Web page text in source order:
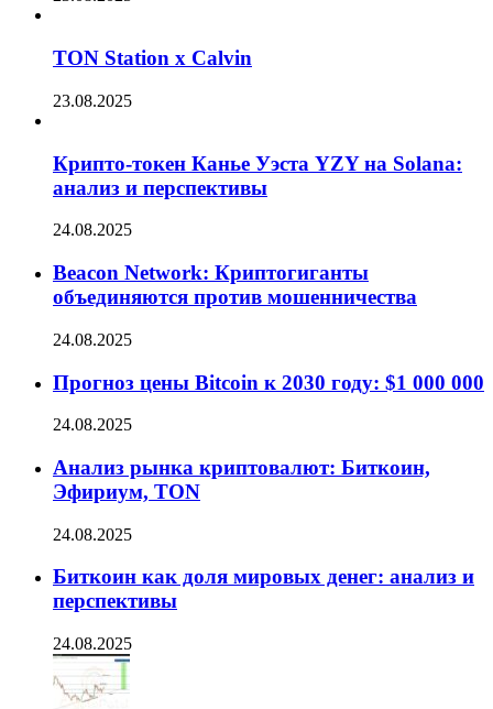
TON Station x Calvin
23.08.2025
Крипто-токен Канье Уэста YZY на Solana:
анализ и перспективы
24.08.2025
Beacon Network: Криптогиганты
объединяются против мошенничества
24.08.2025
Прогноз цены Bitcoin к 2030 году: $1 000 000
24.08.2025
Анализ рынка криптовалют: Биткоин,
Эфириум, TON
24.08.2025
Биткоин как доля мировых денег: анализ и
перспективы
24.08.2025